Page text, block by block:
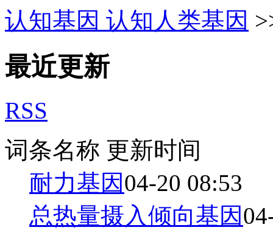
认知基因 认知人类基因
最近更新
RSS
词条名称 更新时间
耐力基因04-20 08:53
总热量摄入倾向基因